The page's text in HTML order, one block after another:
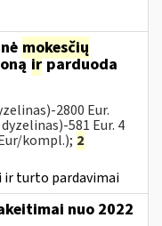
mokesčių
irparduoda
2800 Eur.
581 Eur. 4
kompl.); 2
ir turto pardavimai
nuo 2022